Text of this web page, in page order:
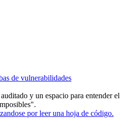
de vulnerabilidades
y un espacio para entender el